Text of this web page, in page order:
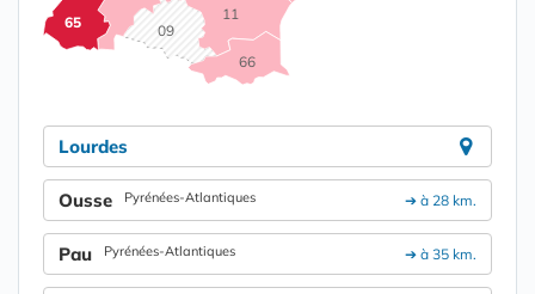
09
11
65
66
Lourdes
➔ à 28 km.
Ousse Pyrénées-Atlantiques
➔ à 35 km.
Pau Pyrénées-Atlantiques